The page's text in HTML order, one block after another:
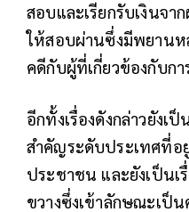
สอบและเรียกรับเงินจา
ให้สอบผ่านซึ่งมีพยานห
คดีกับผู้ที่เกี่ยวข้องกับก
อีกทั้งเรื่องดังกล่าวยังเ
สำคัญระดับประเทศที่อ
ประชาชน และยังเป็นเ
ขวางซึ่งเข้าลักษณะเป็